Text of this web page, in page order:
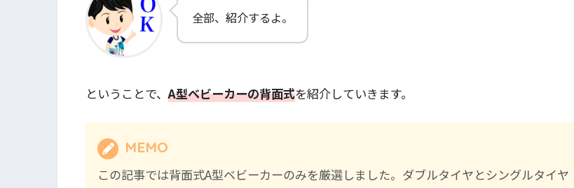
全部、紹介するよ。
ということで、 A型ベビーカーの背面式を紹介していきます。
MEMO
この記事では背面式A型ベビーカーのみを厳選しました。ダブルタイヤとシングルタイヤ